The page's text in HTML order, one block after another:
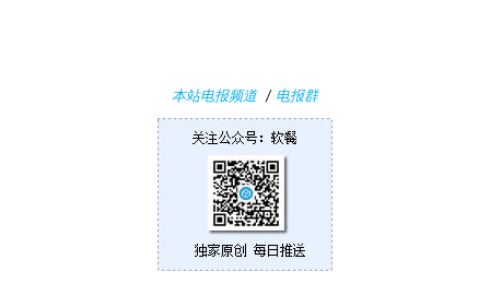
本站电报频道/ 电报群